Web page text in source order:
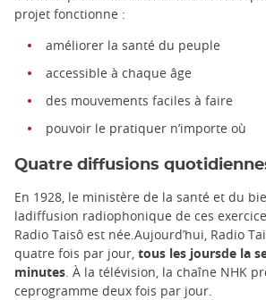
projet fonctionne :
améliorer la santé du peuple
accessible à chaque âge
des mouvements faciles à faire
pouvoir le pratiquer n’importe où
Quatre diffusions
En 1928, le ministère de la santé et du
ladiffusion radiophonique de ces
Radio Taisô est née.Aujourd’hui, Radio
quatre fois par jour, tous les joursde la
minutes . À la télévision, la chaîne NHK
ceprogramme deux fois par jour.